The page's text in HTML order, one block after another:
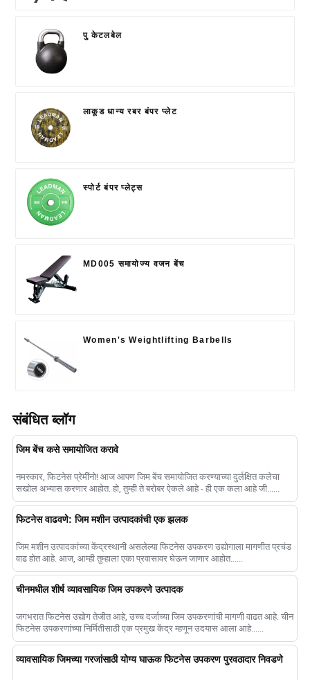
पु केटलबेल
लाकूड धान्य रबर बंपर प्लेट
स्पोर्ट बंपर प्लेट्स
MD005 समायोज्य वजन बेंच
Women's Weightlifting Barbells
संबंधित ब्लॉग
जिम बेंच कसे समायोजित करावे
नमस्कार, फिटनेस प्रेमींनो! आज आपण जिम बेंच समायोजित करण्याच्या दुर्लक्षित कलेचा
सखोल अभ्यास करणार आहोत. हो, तुम्ही ते बरोबर ऐकले आहे - ही एक कला आहे जी......
फिटनेस वाढवणे: जिम मशीन उत्पादकांची एक झलक
जिम मशीन उत्पादकांच्या केंद्रस्थानी असलेल्या फिटनेस उपकरण उद्योगाला मागणीत प्रचंड
वाढ होत आहे. आज, आम्ही तुम्हाला एका प्रवासावर घेऊन जाणार आहोत......
चीनमधील शीर्ष व्यावसायिक जिम उपकरणे उत्पादक
जगभरात फिटनेस उद्योग तेजीत आहे, उच्च दर्जाच्या जिम उपकरणांची मागणी वाढत आहे. चीन
फिटनेस उपकरणांच्या निर्मितीसाठी एक प्रमुख केंद्र म्हणून उदयास आला आहे......
व्यावसायिक जिमच्या गरजांसाठी योग्य घाऊक फिटनेस उपकरण पुरवठादार निवडणे